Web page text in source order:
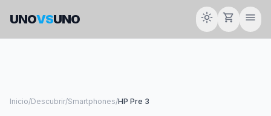
UNOVSUNO light_mode shopping_cart menu
Inicio/Descubrir/Smartphones/HP Pre 3